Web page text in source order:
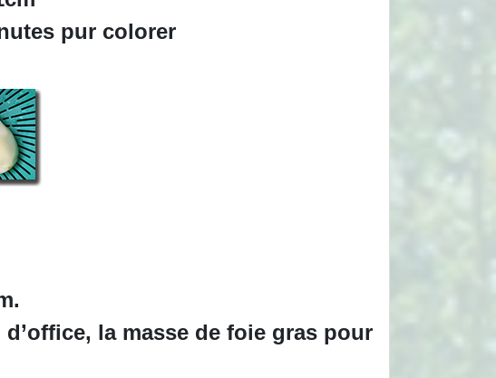
pur colorer
la masse de foie gras pour